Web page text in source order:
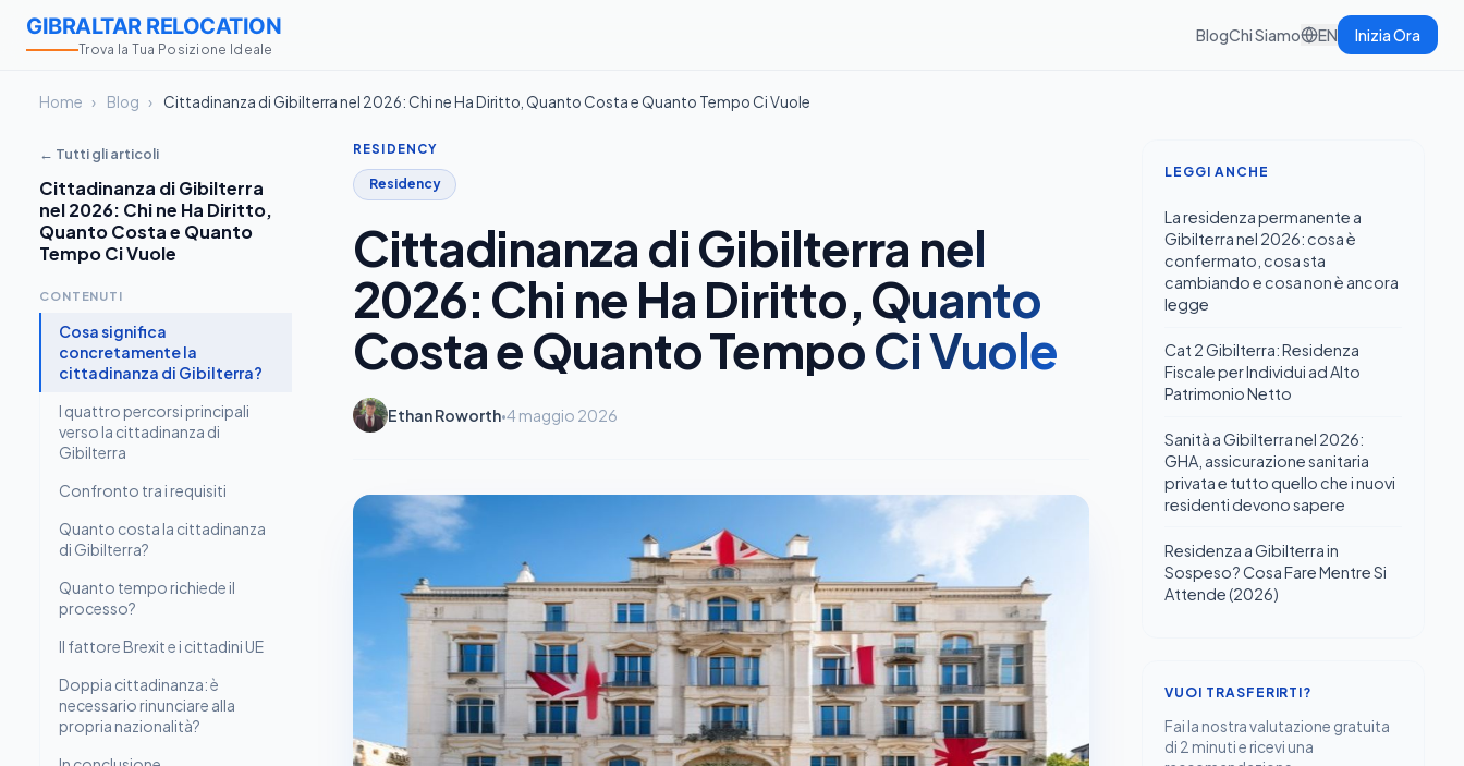
GIBRALTAR RELOCATION
Trova la Tua Posizione Ideale
BlogChi Siamo EN Inizia Ora
Home › Blog › Cittadinanza di Gibilterra nel 2026: Chi ne Ha Diritto, Quanto Costa e Quanto Tempo Ci Vuole
← Tutti gli articoli
Cittadinanza di Gibilterra
nel 2026: Chi ne Ha Diritto,
Quanto Costa e Quanto
Tempo Ci Vuole
CONTENUTI
Cosa significa
concretamente la
cittadinanza di Gibilterra?
I quattro percorsi principali
verso la cittadinanza di
Gibilterra
Confronto tra i requisiti
Quanto costa la cittadinanza
di Gibilterra?
Quanto tempo richiede il
processo?
Il fattore Brexit e i cittadini UE
Doppia cittadinanza: è
necessario rinunciare alla
propria nazionalità?
RESIDENCY
Residency
Cittadinanza di Gibilterra nel
2026: Chi ne Ha Diritto, Quanto
Costa e Quanto Tempo Ci Vuole
Ethan Roworth•4 maggio 2026
LEGGI ANCHE
La residenza permanente a
Gibilterra nel 2026: cosa è
confermato, cosa sta
cambiando e cosa non è ancora
legge
Cat 2 Gibilterra: Residenza
Fiscale per Individui ad Alto
Patrimonio Netto
Sanità a Gibilterra nel 2026:
GHA, assicurazione sanitaria
privata e tutto quello che i nuovi
residenti devono sapere
Residenza a Gibilterra in
Sospeso? Cosa Fare Mentre Si
Attende (2026)
VUOI TRASFERIRTI?
Fai la nostra valutazione gratuita
di 2 minuti e ricevi una